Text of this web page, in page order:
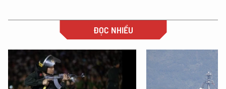
ĐỌC NHIỀU